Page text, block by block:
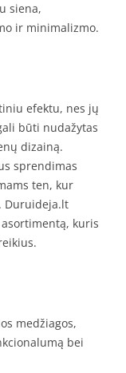
siena,
ir minimalizmo.
efektu, nes jų
būti nudažytas
dizainą.
sprendimas
ten, kur
Duruideja.lt
kuris
medžiagos,
bei